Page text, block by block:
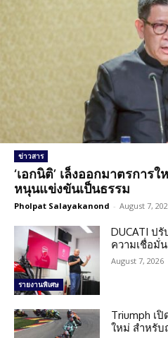
ข่าวสาร
‘เอกนิติ’ เล็งออกมาตรกา
หนุนแข่งขันเป็นธรรม
Pholpat Salayakanond - August 7,
รายงานพิเศษ
DUCATI ป
ความเชื่อมั่
August 7, 2026
Triumph เ
ใหม่ สำหรับ